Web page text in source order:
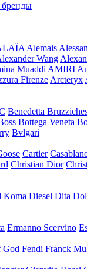
бренды
Alemais
Wang
MuaddiAMIRI
FirenzeArcteryx
Benedetta
Bottega Veneta
Bvlgari
Cartier
Christian Dior
Koma Diesel Dita
Ermanno Scervino
God Fendi Franck